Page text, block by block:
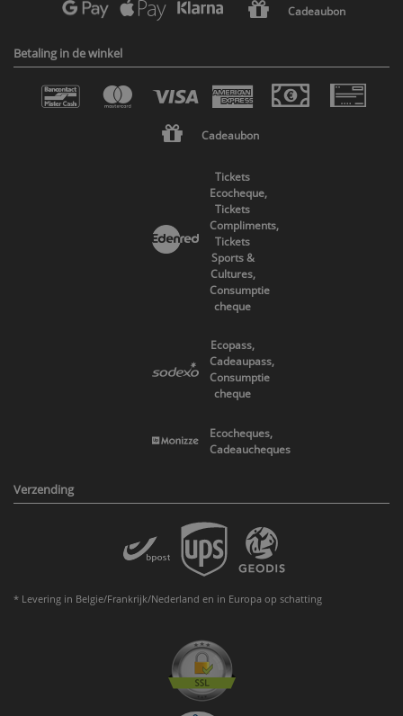
Cadeaubon
Betaling in de winkel
Cadeaubon
Tickets
Ecocheque,
Tickets
Compliments,
Tickets
Sports &
Cultures,
Consumptie
cheque
Ecopass,
Cadeaupass,
Consumptie
cheque
Ecocheques,
Cadeaucheques
Verzending
* Levering in Belgie/Frankrijk/Nederland en in Europa op schatting